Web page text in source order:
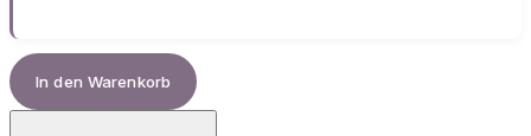
In den Warenkorb